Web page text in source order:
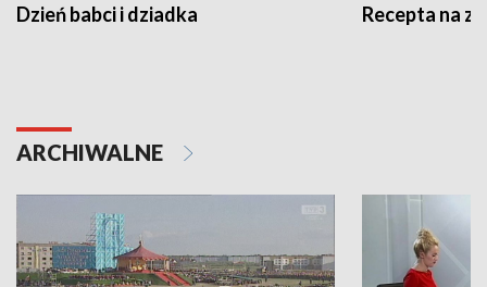
Dzień babci i dziadka Recepta na
ARCHIWALNE